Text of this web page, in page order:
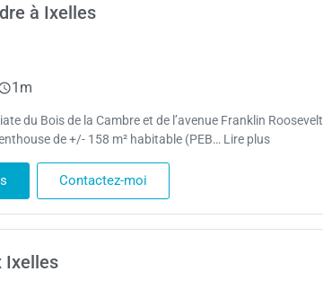
à Ixelles
1m
du Bois de la Cambre et de l’avenue Franklin Roosevelt
de +/- 158 m² habitable (PEB… Lire plus
Contactez-moi
Ixelles